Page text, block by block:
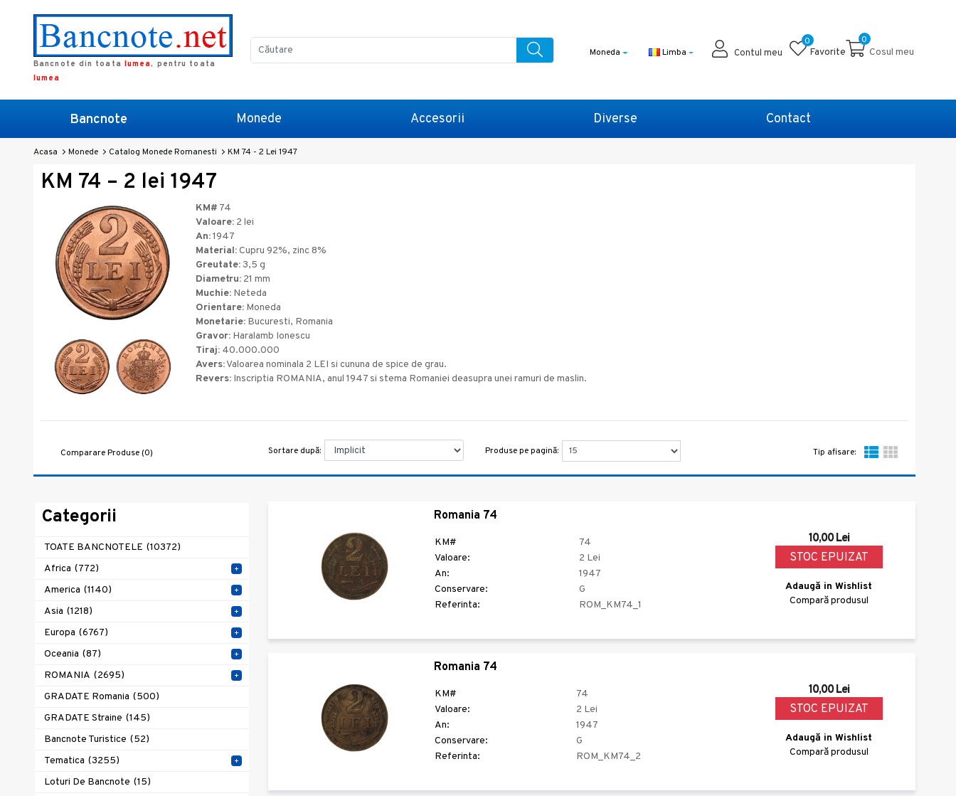
Bancnote din toata lumea, pentru toata
lumea
Moneda Limba Contul meu
0
Favorite
0
Cosul meu
Bancnote Monede Accesorii Diverse Contact
Acasa Monede Catalog Monede Romanesti KM 74 - 2 Lei 1947
KM 74 – 2 lei 1947
KM# 74
Valoare: 2 lei
An:1947
Material:Cupru 92%, zinc 8%
Greutate: 3,5 g
Diametru: 21 mm
Muchie: Neteda
Orientare: Moneda
Monetarie: Bucuresti, Romania
Gravor: Haralamb Ionescu
Tiraj: 40.000.000
Avers:Valoarea nominala 2 LEI si cununa de spice de grau.
Revers: Inscriptia ROMANIA, anul 1947 si stema Romaniei deasupra unei ramuri de maslin.
Comparare Produse (0) Sortare după: Produse pe pagină: Tip afisare:
Categorii
TOATE BANCNOTELE (10372)
Africa (772) +
America (1140) +
Asia (1218) +
Europa (6767) +
Oceania (87) +
ROMANIA (2695) +
GRADATE Romania (500)
GRADATE Straine (145)
Bancnote Turistice (52)
Tematica (3255) +
Loturi De Bancnote (15)
Romania 74
KM#
74
Valoare:
2 Lei
An:
1947
Conservare:
G
Referinta:
ROM_KM74_1
10,00 Lei
STOC EPUIZAT
Adaugă in Wishlist
Compară produsul
Romania 74
KM#
74
Valoare:
2 Lei
An:
1947
Conservare:
G
Referinta:
ROM_KM74_2
10,00 Lei
STOC EPUIZAT
Adaugă in Wishlist
Compară produsul